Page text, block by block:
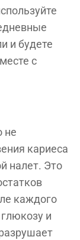
и будете
с
не
кариеса
налет. Это
каждого
и